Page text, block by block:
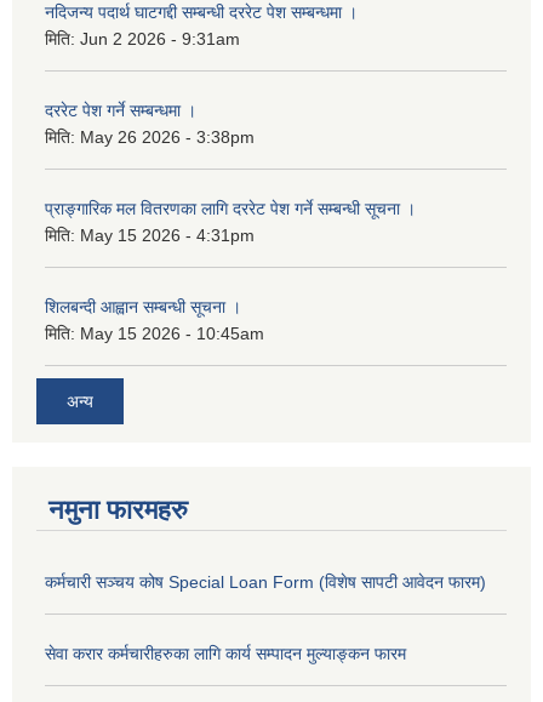
नदिजन्य पदार्थ घाटगद्दी सम्बन्धी दररेट पेश सम्बन्धमा ।
मिति: Jun 2 2026 - 9:31am
दररेट पेश गर्ने सम्बन्धमा ।
मिति: May 26 2026 - 3:38pm
प्राङ्गारिक मल वितरणका लागि दररेट पेश गर्ने सम्बन्धी सूचना ।
मिति: May 15 2026 - 4:31pm
शिलबन्दी आह्वान सम्बन्धी सूचना ।
मिति: May 15 2026 - 10:45am
अन्य
नमुना फारमहरु
कर्मचारी सञ्चय कोष Special Loan Form (विशेष सापटी आवेदन फारम)
सेवा करार कर्मचारीहरुका लागि कार्य सम्पादन मुल्याङ्कन फारम